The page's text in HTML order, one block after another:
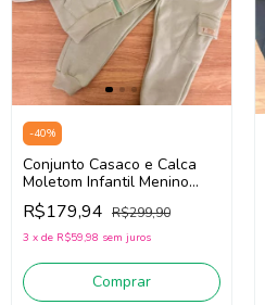
-40%
Conjunto Casaco e Calca
Moletom Infantil Menino
Onda Marinha 1261067
(Verde)
R$179,94 R$299,90
3 x de R$59,98 sem juros
Comprar